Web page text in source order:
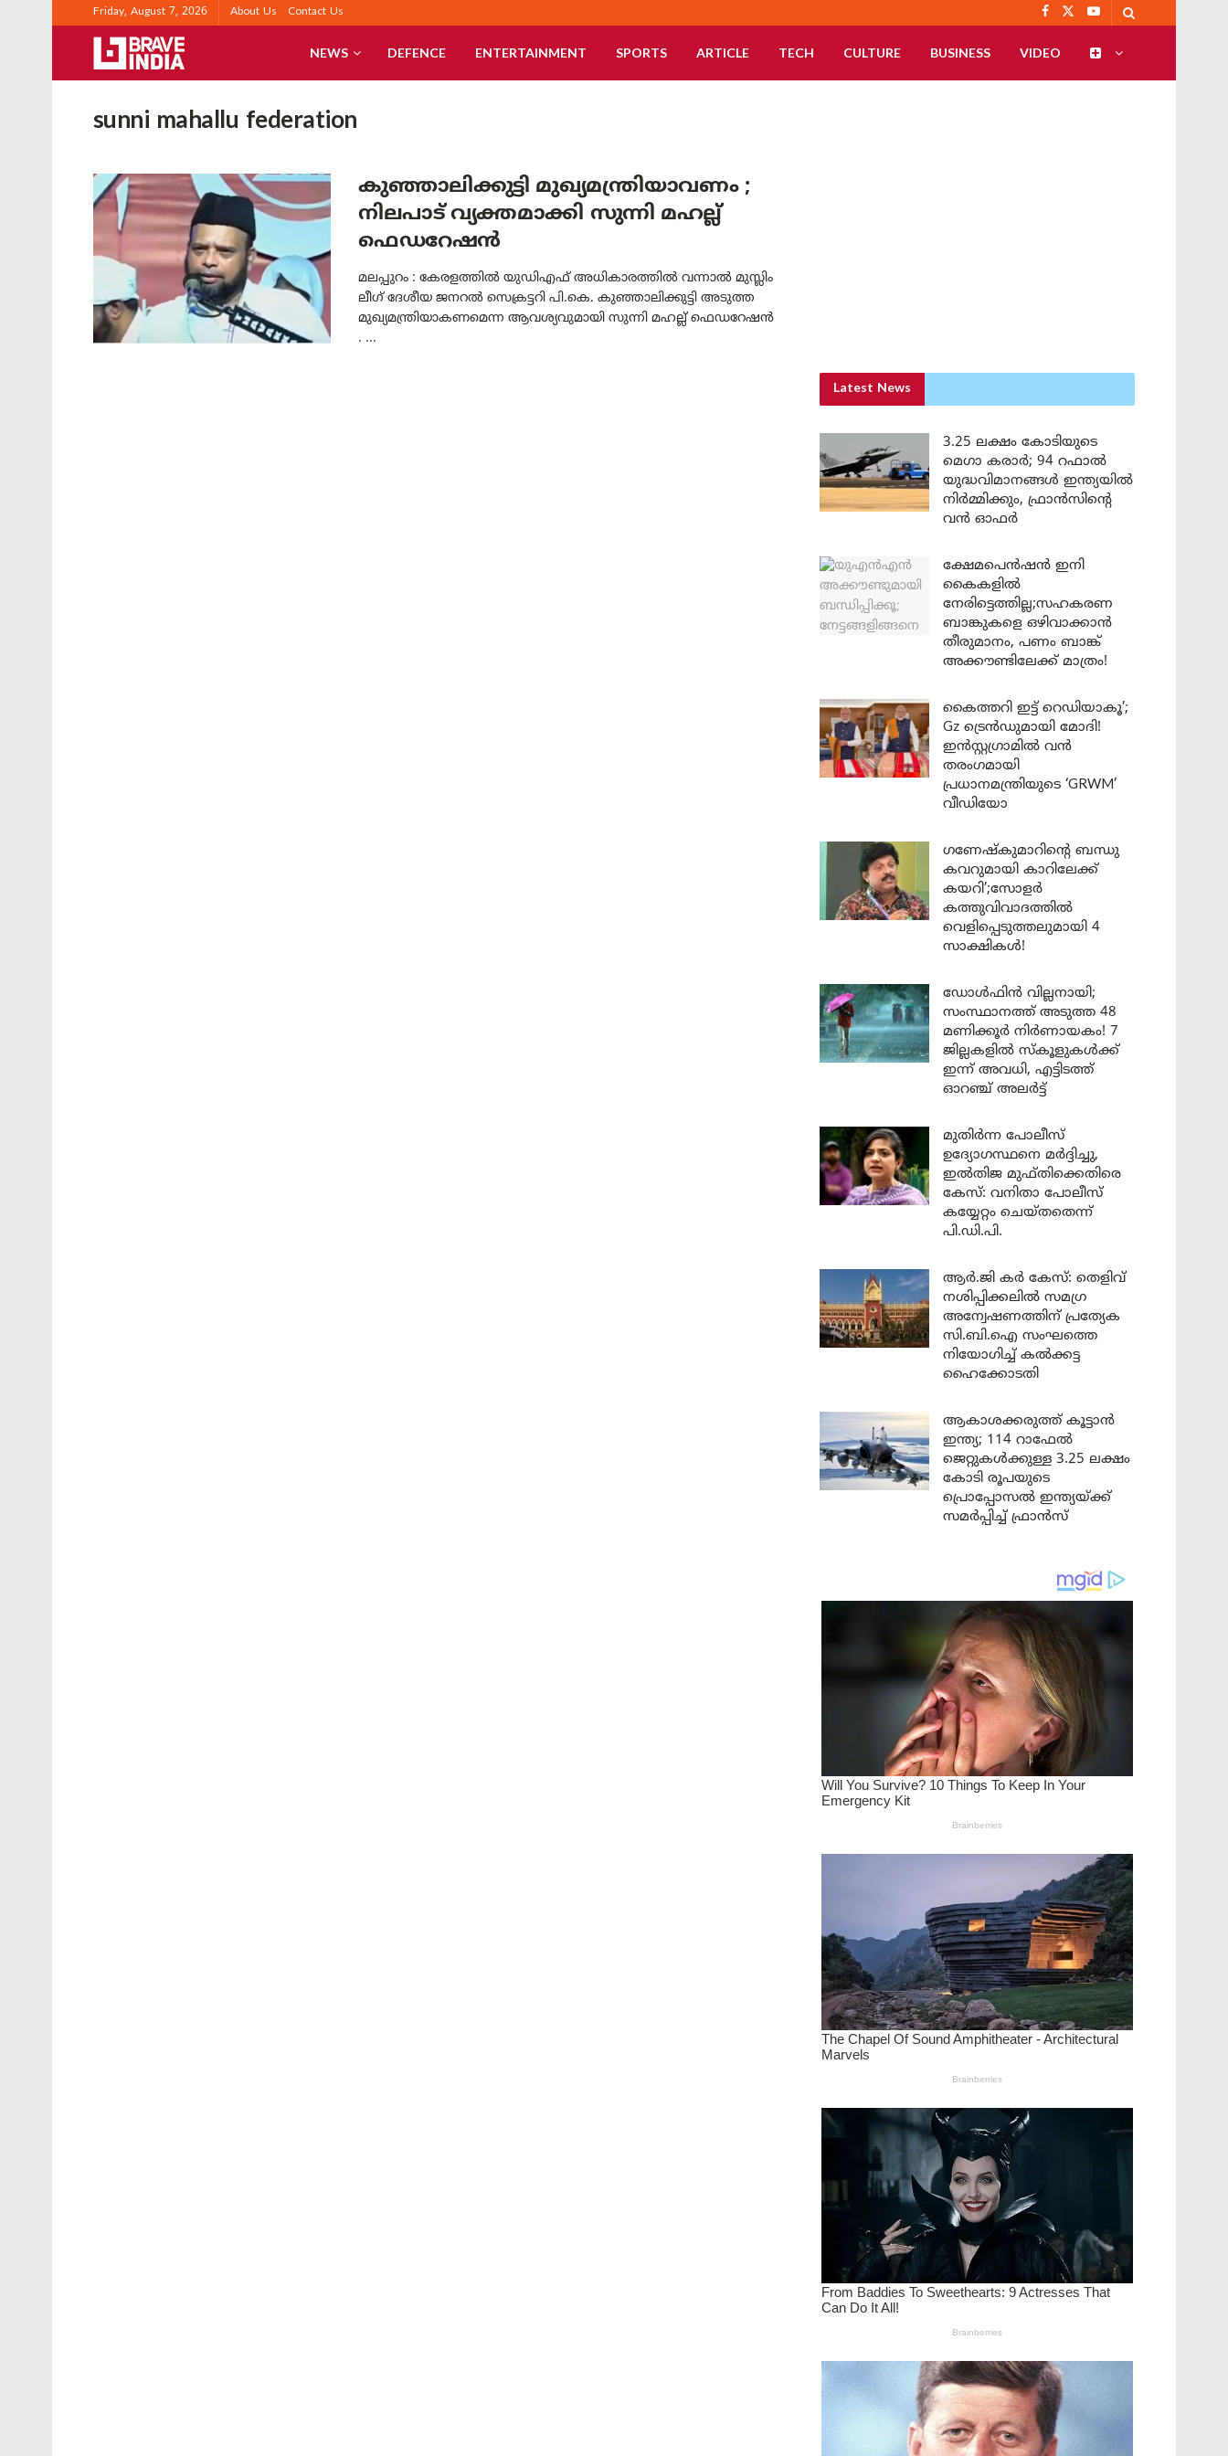
Friday, August 7, 2026 About Us Contact Us
NEWS DEFENCE ENTERTAINMENT SPORTS ARTICLE TECH CULTURE BUSINESS VIDEO
sunni mahallu federation
കുഞ്ഞാലിക്കുട്ടി മുഖ്യമന്ത്രിയാവണം ;
നിലപാട് വ്യക്തമാക്കി സുന്നി മഹല്ല്
ഫെഡറേഷന്‍
മലപ്പുറം : കേരളത്തിൽ യുഡിഎഫ് അധികാരത്തിൽ വന്നാൽ മുസ്ലിം
ലീഗ് ദേശീയ ജനറൽ സെക്രട്ടറി പി.കെ. കുഞ്ഞാലിക്കുട്ടി അടുത്ത
മുഖ്യമന്ത്രിയാകണമെന്ന ആവശ്യവുമായി സുന്നി മഹല്ല് ഫെഡറേഷൻ
. ...
Latest News
3.25 ലക്ഷം കോടിയുടെ
മെഗാ കരാർ; 94 റഫാൽ
യുദ്ധവിമാനങ്ങൾ ഇന്ത്യയിൽ
നിർമ്മിക്കും, ഫ്രാൻസിന്റെ
വൻ ഓഫർ
ക്ഷേമപെൻഷൻ ഇനി
കൈകളിൽ
നേരിട്ടെത്തില്ല;സഹകരണ
ബാങ്കുകളെ ഒഴിവാക്കാൻ
തീരുമാനം, പണം ബാങ്ക്
അക്കൗണ്ടിലേക്ക് മാത്രം!
കൈത്തറി ഇട്ട് റെഡിയാകൂ’;
Gz ട്രെൻഡുമായി മോദി!
ഇൻസ്റ്റഗ്രാമിൽ വൻ
തരംഗമായി
പ്രധാനമന്ത്രിയുടെ ‘GRWM’
വീഡിയോ
ഗണേഷ്കുമാറിന്റെ ബന്ധു
കവറുമായി കാറിലേക്ക്
കയറി’;സോളർ
കത്തുവിവാദത്തിൽ
വെളിപ്പെടുത്തലുമായി 4
സാക്ഷികൾ!
ഡോൾഫിൻ വില്ലനായി;
സംസ്ഥാനത്ത് അടുത്ത 48
മണിക്കൂർ നിർണായകം! 7
ജില്ലകളിൽ സ്കൂളുകൾക്ക്
ഇന്ന് അവധി, എട്ടിടത്ത്
ഓറഞ്ച് അലർട്ട്
മുതിർന്ന പോലീസ്
ഉദ്യോഗസ്ഥനെ മർദ്ദിച്ചു,
ഇൽതിജ മുഫ്തിക്കെതിരെ
കേസ്: വനിതാ പോലീസ്
കയ്യേറ്റം ചെയ്തതെന്ന്
പി.ഡി.പി.
ആർ.ജി കർ കേസ്: തെളിവ്
നശിപ്പിക്കലിൽ സമഗ്ര
അന്വേഷണത്തിന് പ്രത്യേക
സി.ബി.ഐ സംഘത്തെ
നിയോഗിച്ച് കൽക്കട്ട
ഹൈക്കോടതി
ആകാശക്കരുത്ത് കൂട്ടാൻ
ഇന്ത്യ; 114 റാഫേൽ
ജെറ്റുകൾക്കുള്ള 3.25 ലക്ഷം
കോടി രൂപയുടെ
പ്രൊപ്പോസൽ ഇന്ത്യയ്ക്ക്
സമർപ്പിച്ച് ഫ്രാൻസ്